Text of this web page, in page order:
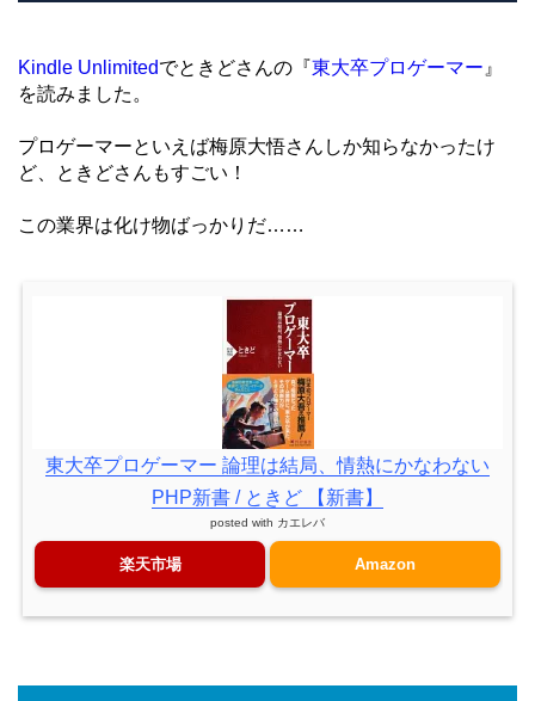
Kindle Unlimitedでときどさんの『東大卒プロゲーマー 』
を読みました。
プロゲーマーといえば梅原大悟さんしか知らなかったけ
ど、ときどさんもすごい！
この業界は化け物ばっかりだ……
東大卒プロゲーマー 論理は結局、情熱にかなわない
PHP新書 / ときど 【新書】
posted with カエレバ
楽天市場 Amazon